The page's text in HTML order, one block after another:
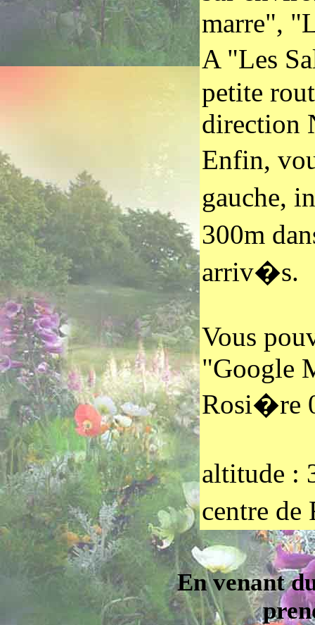
marre",
A "Les
petite
direction
Enfin,
gauche,
300m
arriv�s.
Vous
"Google
Rosi�re
altitude :
centre
En venant